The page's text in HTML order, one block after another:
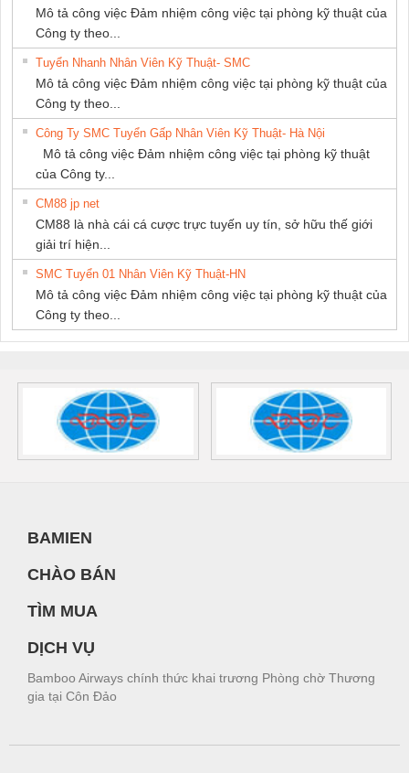
Mô tả công việc Đảm nhiệm công việc tại phòng kỹ thuật của
Công ty theo...
Tuyển Nhanh Nhân Viên Kỹ Thuật- SMC
Mô tả công việc Đảm nhiệm công việc tại phòng kỹ thuật của
Công ty theo...
Công Ty SMC Tuyển Gấp Nhân Viên Kỹ Thuật- Hà Nội
Mô tả công việc Đảm nhiệm công việc tại phòng kỹ thuật
của Công ty...
CM88 jp net
CM88 là nhà cái cá cược trực tuyến uy tín, sở hữu thế giới
giải trí hiện...
SMC Tuyển 01 Nhân Viên Kỹ Thuật-HN
Mô tả công việc Đảm nhiệm công việc tại phòng kỹ thuật của
Công ty theo...
BAMIEN
CHÀO BÁN
TÌM MUA
DỊCH VỤ
Bamboo Airways chính thức khai trương Phòng chờ Thương
gia tại Côn Đảo